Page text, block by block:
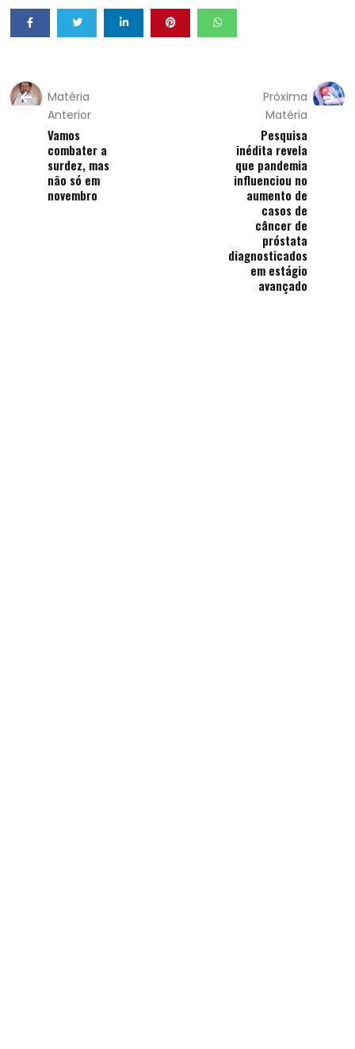
Matéria
Anterior
Vamos
combater a
surdez, mas
não só em
novembro
Próxima
Matéria
Pesquisa
inédita revela
que pandemia
influenciou no
aumento de
casos de
câncer de
próstata
diagnosticados
em estágio
avançado